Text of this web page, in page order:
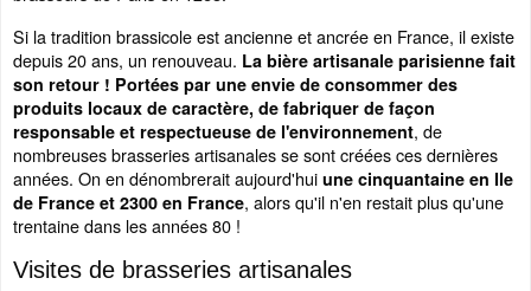
Si la tradition brassicole est ancienne et ancrée en France, il existe
depuis 20 ans, un renouveau. La bière artisanale parisienne fait
son retour ! Portées par une envie de consommer des
produits locaux de caractère, de fabriquer de façon
responsable et respectueuse de l'environnement, de
nombreuses brasseries artisanales se sont créées ces dernières
années. On en dénombrerait aujourd'hui une cinquantaine en Ile
de France et 2300 en France, alors qu'il n'en restait plus qu'une
trentaine dans les années 80 !
Visites de brasseries artisanales